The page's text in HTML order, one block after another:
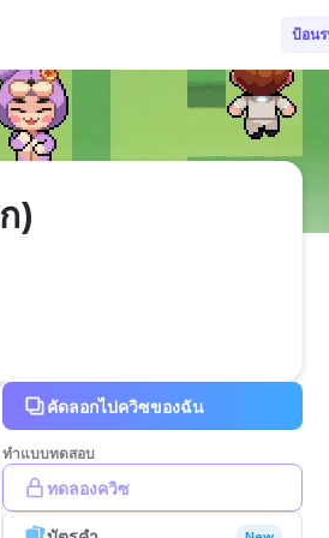
ป้อน
)
คัดลอกไปควิซของฉัน
ทำแบบทดสอบ
ทดลองควิซ